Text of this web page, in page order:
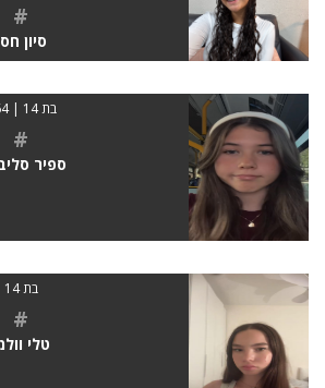
#
סיון
בת 14 | 164
#
ספיר
בת 14
#
טלי